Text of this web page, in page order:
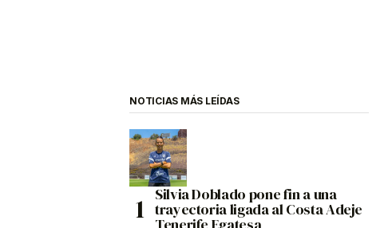
NOTICIAS MÁS LEÍDAS
Silvia Doblado pone fin a una
trayectoria ligada al Costa Adeje